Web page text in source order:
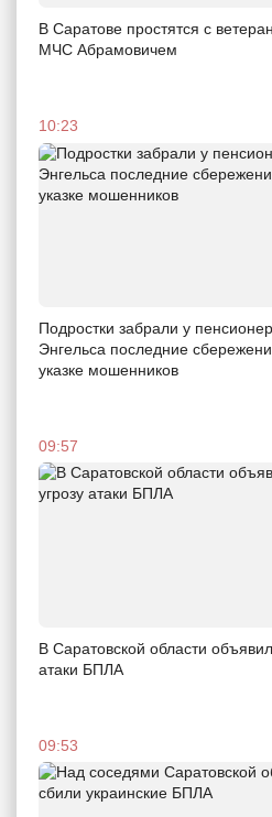
В Саратове простятся с
МЧС Абрамовичем
10:23
Подростки забрали у
Энгельса последние
указке мошенников
09:57
В Саратовской области
атаки БПЛА
09:53